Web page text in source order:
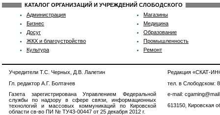
КАТАЛОГ ОРГАНИЗАЦИЙ И УЧРЕЖДЕНИЙ СЛОБОДСКОГО
Администрация
Бизнес
Досуг
ЖКХ и благоустройство
Культура
Магазины
Медицина
Образование
Промышленность
Ремонт
Учредители Т.С. Черных, Д.В. Лалетин
Гл. редактор А.Г. Болтачев
Газета зарегистрирована Управлением Федеральной
службы по надзору в сфере связи, информационных
технологий и массовых коммуникаций по Кировской
области св-во ПИ № ТУ43-00447 от 25 декабря 2012 г.
Редакция «СКАТ-
тел. в Слободском:
e-mail:
613150, Кировская